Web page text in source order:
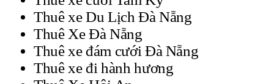
Thuê xe Du Lịch Đà Nẵng
Thuê Xe Đà Nẵng
Thuê xe đám cưới Đà Nẵng
Thuê xe đi hành hương